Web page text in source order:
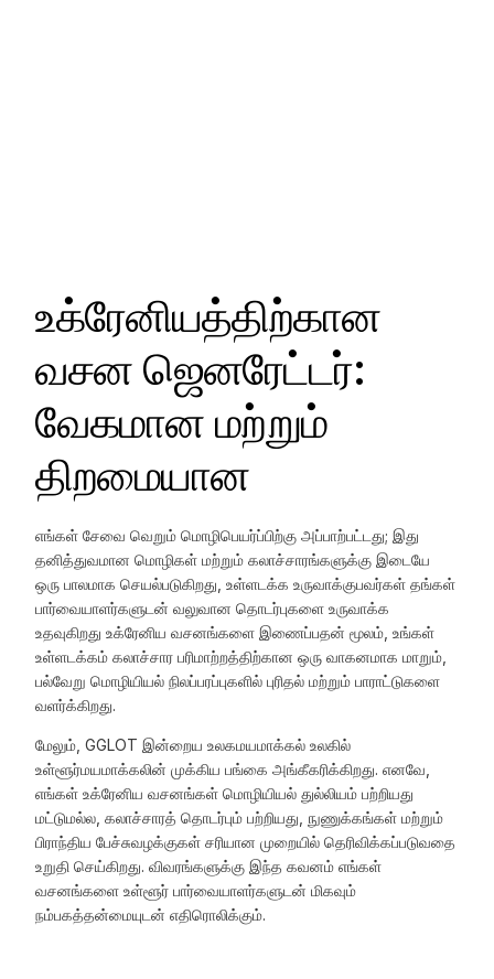
உக்ரேனியத்திற்கான
வசன ஜெனரேட்டர்:
வேகமான மற்றும்
திறமையான
எங்கள் சேவை வெறும் மொழிபெயர்ப்பிற்கு அப்பாற்பட்டது; இது
தனித்துவமான மொழிகள் மற்றும் கலாச்சாரங்களுக்கு இடையே
ஒரு பாலமாக செயல்படுகிறது, உள்ளடக்க உருவாக்குபவர்கள் தங்கள்
பார்வையாளர்களுடன் வலுவான தொடர்புகளை உருவாக்க
உதவுகிறது உக்ரேனிய வசனங்களை இணைப்பதன் மூலம், உங்கள்
உள்ளடக்கம் கலாச்சார பரிமாற்றத்திற்கான ஒரு வாகனமாக மாறும்,
பல்வேறு மொழியியல் நிலப்பரப்புகளில் புரிதல் மற்றும் பாராட்டுகளை
வளர்க்கிறது.
மேலும், GGLOT இன்றைய உலகமயமாக்கல் உலகில்
உள்ளூர்மயமாக்கலின் முக்கிய பங்கை அங்கீகரிக்கிறது. எனவே,
எங்கள் உக்ரேனிய வசனங்கள் மொழியியல் துல்லியம் பற்றியது
மட்டுமல்ல, கலாச்சாரத் தொடர்பும் பற்றியது, நுணுக்கங்கள் மற்றும்
பிராந்திய பேச்சுவழக்குகள் சரியான முறையில் தெரிவிக்கப்படுவதை
உறுதி செய்கிறது. விவரங்களுக்கு இந்த கவனம் எங்கள்
வசனங்களை உள்ளூர் பார்வையாளர்களுடன் மிகவும்
நம்பகத்தன்மையுடன் எதிரொலிக்கும்.